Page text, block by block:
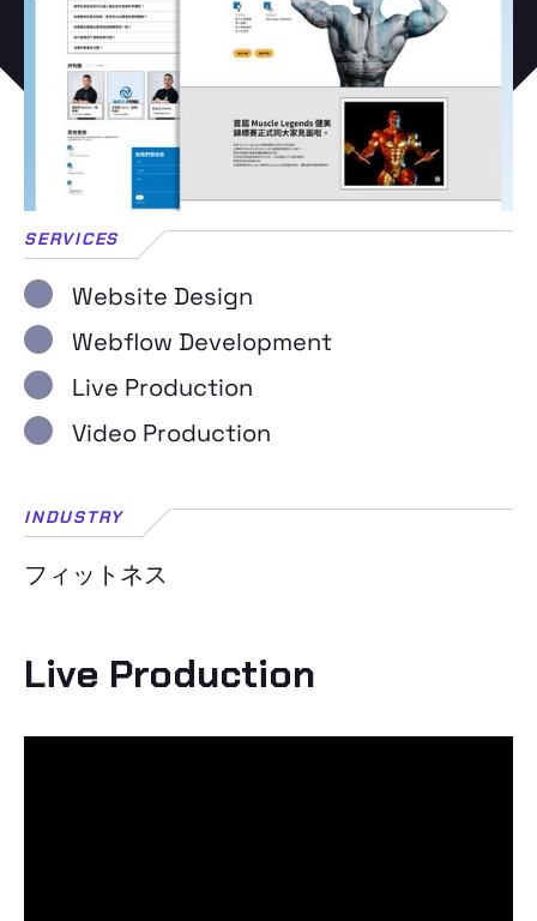
SERVICES
Website Design
Webflow Development
Live Production
Video Production
INDUSTRY
フィットネス
Live Production